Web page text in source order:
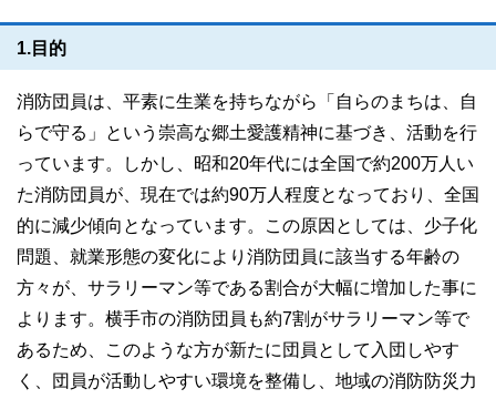
1.目的
消防団員は、平素に生業を持ちながら「自らのまちは、自
らで守る」という崇高な郷土愛護精神に基づき、活動を行
っています。しかし、昭和20年代には全国で約200万人い
た消防団員が、現在では約90万人程度となっており、全国
的に減少傾向となっています。この原因としては、少子化
問題、就業形態の変化により消防団員に該当する年齢の
方々が、サラリーマン等である割合が大幅に増加した事に
よります。横手市の消防団員も約7割がサラリーマン等で
あるため、このような方が新たに団員として入団しやす
く、団員が活動しやすい環境を整備し、地域の消防防災力